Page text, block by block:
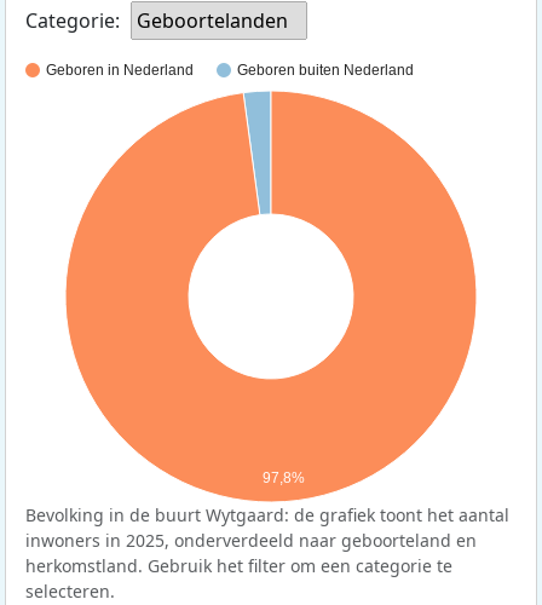
Categorie:
Geboortelanden
Geboren in Nederland Geboren buiten Nederland
97,8%
Bevolking in de buurt Wytgaard: de grafiek toont het aantal
inwoners in 2025, onderverdeeld naar geboorteland en
herkomstland. Gebruik het filter om een categorie te
selecteren.